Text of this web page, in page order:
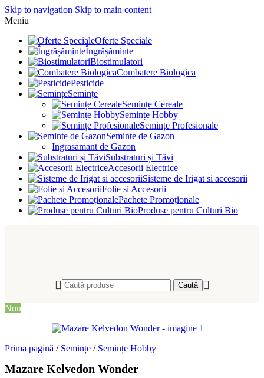
Skip to navigation Skip to main content
Meniu
Oferte Speciale
Îngrășăminte
Biostimulatori
Combatere Biologica
Pesticide
Semințe
Semințe Cereale
Semințe Hobby
Semințe Profesionale
Seminte de Gazon
Ingrasamant de Gazon
Substraturi și Tăvi
Accesorii Electrice
Sisteme de Irigat si accesorii
Folie si Accesorii
Pachete Promoționale
Produse pentru Culturi Bio
Caută
Nou
Prima pagină / Semințe / Semințe Hobby
Mazare Kelvedon Wonder